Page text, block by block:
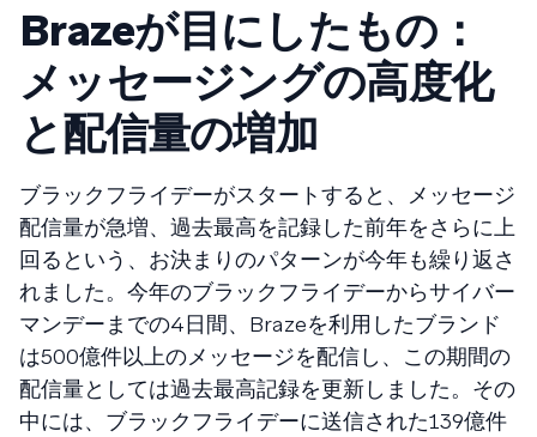
Brazeが目にしたもの：
メッセージングの高度化
と配信量の増加
ブラックフライデーがスタートすると、メッセージ
配信量が急増、過去最高を記録した前年をさらに上
回るという、お決まりのパターンが今年も繰り返さ
れました。今年のブラックフライデーからサイバー
マンデーまでの4日間、Brazeを利用したブランド
は500億件以上のメッセージを配信し、この期間の
配信量としては過去最高記録を更新しました。その
中には、ブラックフライデーに送信された139億件